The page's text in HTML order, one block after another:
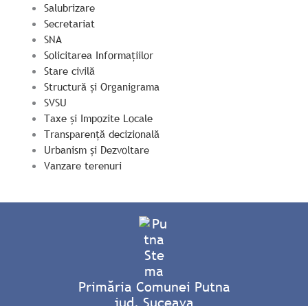
Salubrizare
Secretariat
SNA
Solicitarea Informațiilor
Stare civilă
Structură și Organigrama
SVSU
Taxe și Impozite Locale
Transparență decizională
Urbanism și Dezvoltare
Vanzare terenuri
Primăria Comunei Putna